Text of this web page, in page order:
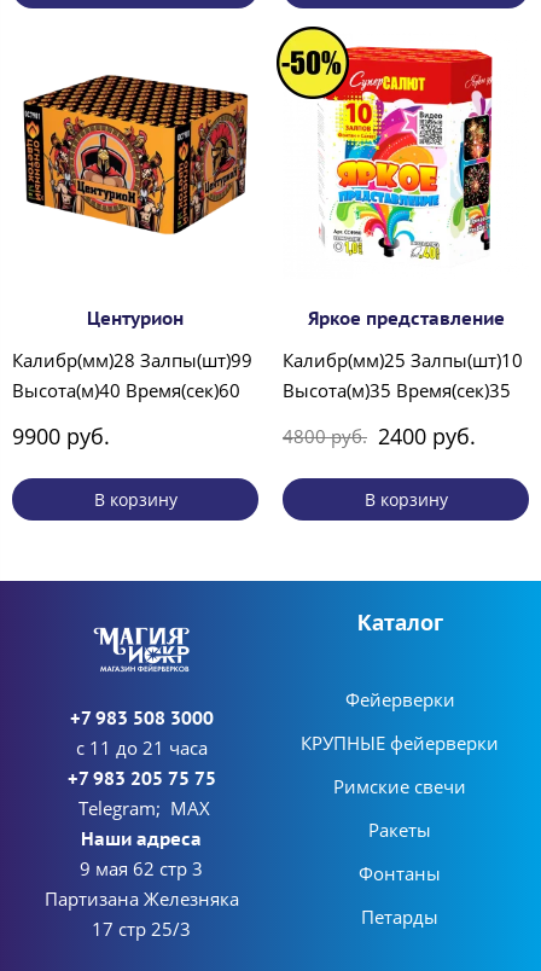
Центурион
Калибр(мм)28 Залпы(шт)99
Высота(м)40 Время(сек)60
9900 руб.
В корзину
Яркое представление
Калибр(мм)25 Залпы(шт)10
Высота(м)35 Время(сек)35
4800 руб. 2400 руб.
В корзину
+7 983 508 3000
с 11 до 21 часа
+7 983 205 75 75
Telegram; MAX
Наши адреса
9 мая 62 стр 3
Партизана Железняка
17 стр 25/3
Каталог
Фейерверки
КРУПНЫЕ фейерверки
Римские свечи
Ракеты
Фонтаны
Петарды